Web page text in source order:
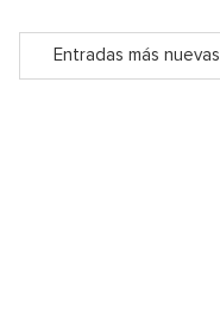
Entradas más nuevas